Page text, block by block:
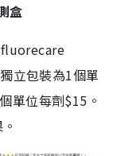
盒
fluorecare
立包裝為1個單
單位每劑$15。